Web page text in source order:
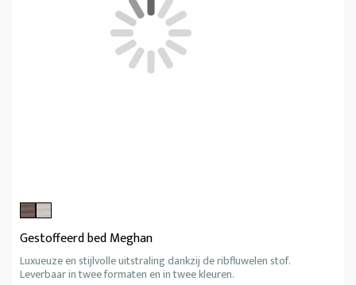
Gestoffeerd bed Meghan
Luxueuze en stijlvolle uitstraling dankzij de ribfluwelen stof.
Leverbaar in twee formaten en in twee kleuren.